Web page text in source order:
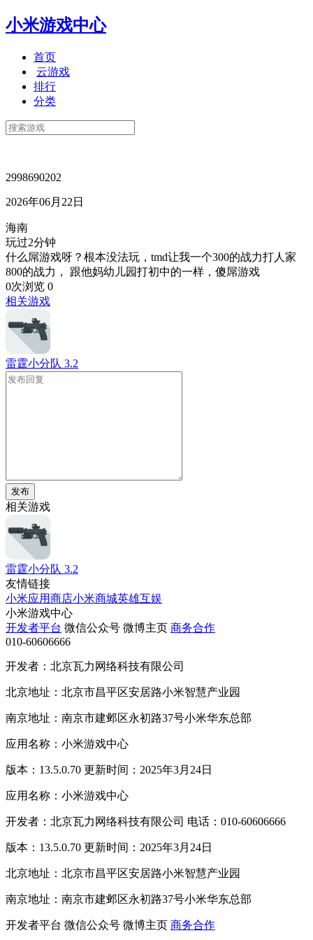
小米游戏中心
首页
云游戏
排行
分类
2998690202
2026年06月22日
海南
玩过2分钟
什么屌游戏呀？根本没法玩，tmd让我一个300的战力打人家
800的战力， 跟他妈幼儿园打初中的一样，傻屌游戏
0次浏览 0
相关游戏
雷霆小分队 3.2
发布
相关游戏
雷霆小分队 3.2
友情链接
小米应用商店小米商城英雄互娱
小米游戏中心
开发者平台 微信公众号 微博主页 商务合作
010-60606666
开发者：北京瓦力网络科技有限公司
北京地址：北京市昌平区安居路小米智慧产业园
南京地址：南京市建邺区永初路37号小米华东总部
应用名称：小米游戏中心
版本：13.5.0.70 更新时间：2025年3月24日
应用名称：小米游戏中心
开发者：北京瓦力网络科技有限公司 电话：010-60606666
版本：13.5.0.70 更新时间：2025年3月24日
北京地址：北京市昌平区安居路小米智慧产业园
南京地址：南京市建邺区永初路37号小米华东总部
开发者平台 微信公众号 微博主页 商务合作